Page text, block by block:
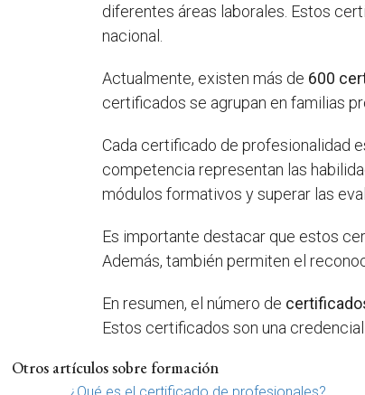
diferentes áreas laborales. Estos
nacional.
Actualmente, existen más de 600
certificados se agrupan en familias
Cada certificado de profesionalidad
competencia representan las
módulos formativos y superar las
Es importante destacar que estos
Además, también permiten el
En resumen, el número de
Estos certificados son una
Otros artículos sobre formación